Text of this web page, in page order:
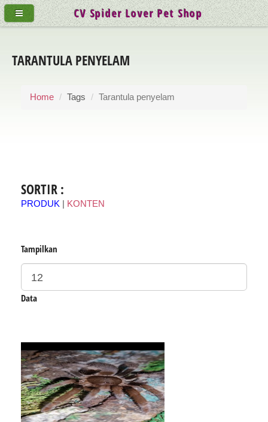
TARANTULA PENYELAM
Home Tags Tarantula penyelam
SORTIR :
PRODUK KONTEN
Tampilkan
Data
CV Spider Lover Pet Shop